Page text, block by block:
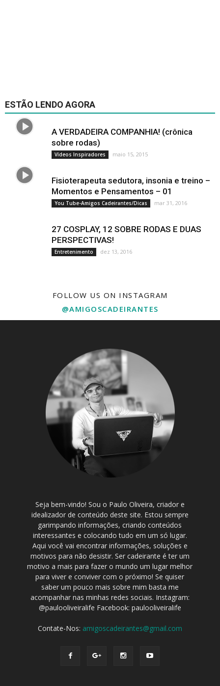
ESTÃO LENDO AGORA
A VERDADEIRA COMPANHIA! (crônica
sobre rodas)
Vídeos Inspiradores maio 15, 2015
Fisioterapeuta sedutora, insonia e treino –
Momentos e Pensamentos – 01
You Tube-Amigos Cadeirantes/Dicas mar 31, 2016
27 COSPLAY, 12 SOBRE RODAS E DUAS
PERSPECTIVAS!
Entretenimento dez 13, 2016
FOLLOW US ON INSTAGRAM
@AMIGOSCADEIRANTES
Seja bem-vindo! Sou o Paulo Oliveira, criador e
idealizador de conteúdo deste site. Estou sempre
garimpando informações, criando conteúdos
interessantes e colocando tudo em um só lugar.
Aqui você vai encontrar informações, soluções e
motivos para não desistir. Ser cadeirante é ter um
motivo a mais para fazer o mundo um lugar melhor
para viver e conviver com o próximo! Se quiser
saber um pouco mais sobre mim basta me
acompanhar nas minhas redes sociais. Instagram:
@paulooliveiralife Facebook: paulooliveiralife
Contate-Nos: amigoscadeirantes@gmail.com